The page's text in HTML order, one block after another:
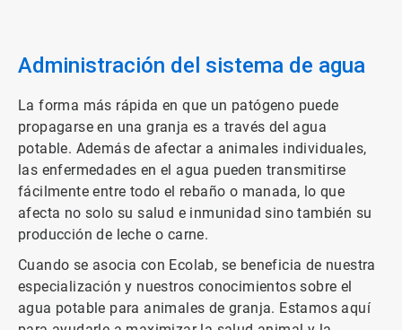
Administración del sistema de agua
La forma más rápida en que un patógeno puede
propagarse en una granja es a través del agua
potable. Además de afectar a animales individuales,
las enfermedades en el agua pueden transmitirse
fácilmente entre todo el rebaño o manada, lo que
afecta no solo su salud e inmunidad sino también su
producción de leche o carne.
Cuando se asocia con Ecolab, se beneficia de nuestra
especialización y nuestros conocimientos sobre el
agua potable para animales de granja. Estamos aquí